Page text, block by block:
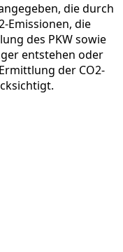
die durch
Emissionen, die
des PKW sowie
entstehen oder
der CO2-